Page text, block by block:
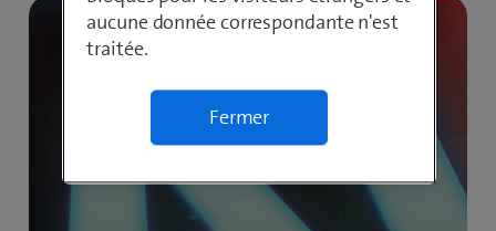
aucune donnée correspondante n'est
traitée.
Fermer